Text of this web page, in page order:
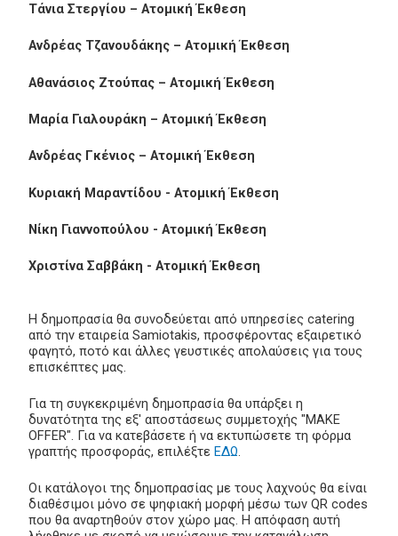
Τάνια Στεργίου – Ατομική Έκθεση
Ανδρέας Τζανουδάκης – Ατομική Έκθεση
Αθανάσιος Ζτούπας – Ατομική Έκθεση
Μαρία Γιαλουράκη – Ατομική Έκθεση
Ανδρέας Γκένιος – Ατομική Έκθεση
Κυριακή Μαραντίδου - Ατομική Έκθεση
Νίκη Γιαννοπούλου - Ατομική Έκθεση
Χριστίνα Σαββάκη - Ατομική Έκθεση
Η δημοπρασία θα συνοδεύεται από υπηρεσίες catering
από την εταιρεία Samiotakis, προσφέροντας εξαιρετικό
φαγητό, ποτό και άλλες γευστικές απολαύσεις για τους
επισκέπτες μας.
Για τη συγκεκριμένη δημοπρασία θα υπάρξει η
δυνατότητα της εξ' αποστάσεως συμμετοχής "MAKE
OFFER". Για να κατεβάσετε ή να εκτυπώσετε τη φόρμα
γραπτής προσφοράς, επιλέξτε ΕΔΩ.
Οι κατάλογοι της δημοπρασίας με τους λαχνούς θα είναι
διαθέσιμοι μόνο σε ψηφιακή μορφή μέσω των QR codes
που θα αναρτηθούν στον χώρο μας. Η απόφαση αυτή